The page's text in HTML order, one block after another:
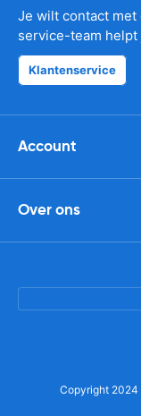
Je wilt contact met
service-team helpt
Klantenservice
Account
Over ons
Copyright 2024